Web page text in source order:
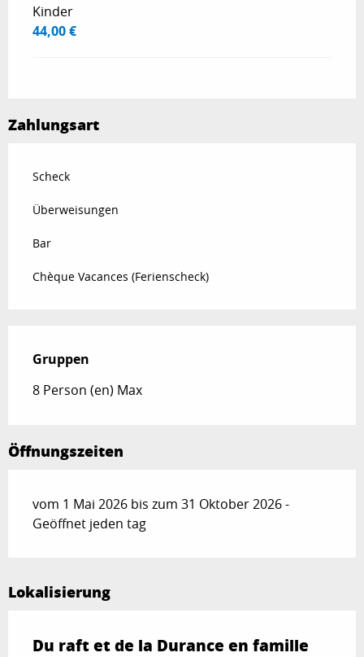
Kinder
44,00 €
Zahlungsart
Scheck
Überweisungen
Bar
Chèque Vacances (Ferienscheck)
Gruppen
Gruppen
8 Person (en) Max
Öffnungszeiten
vom 1 Mai 2026 bis zum 31 Oktober 2026 -
Geöffnet jeden tag
Lokalisierung
Du raft et de la Durance en famille